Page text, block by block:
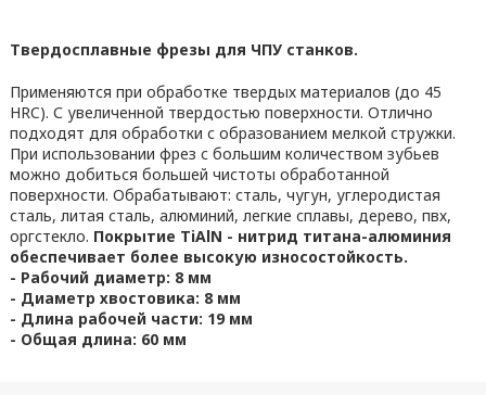
Твердосплавные фрезы для ЧПУ станков.
Применяются при обработке твердых материалов (до 45
HRC). С увеличенной твердостью поверхности. Отлично
подходят для обработки с образованием мелкой стружки.
При использовании фрез с большим количеством зубьев
можно добиться большей чистоты обработанной
поверхности. Обрабатывают: сталь, чугун, углеродистая
сталь, литая сталь, алюминий, легкие сплавы, дерево, пвх,
оргстекло. Покрытие TiAlN - нитрид титана-алюминия
обеспечивает более высокую износостойкость.
- Рабочий диаметр: 8 мм
- Диаметр хвостовика: 8 мм
- Длина рабочей части: 19 мм
- Общая длина: 60 мм